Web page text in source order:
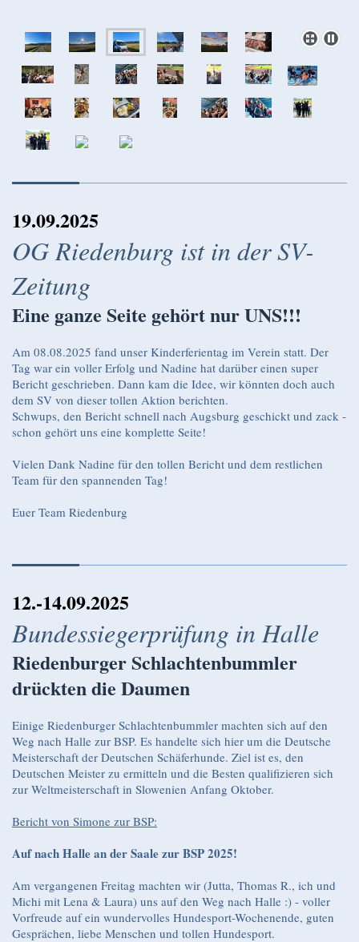
19.09.2025
OG Riedenburg ist in der SV-
Zeitung
Eine ganze Seite gehört nur UNS!!!
Am 08.08.2025 fand unser Kinderferientag im Verein statt. Der
Tag war ein voller Erfolg und Nadine hat darüber einen super
Bericht geschrieben. Dann kam die Idee, wir könnten doch auch
dem SV von dieser tollen Aktion berichten.
Schwups, den Bericht schnell nach Augsburg geschickt und zack -
schon gehört uns eine komplette Seite!
Vielen Dank Nadine für den tollen Bericht und dem restlichen
Team für den spannenden Tag!
Euer Team Riedenburg
12.-14.09.2025
Bundessiegerprüfung in Halle
Riedenburger Schlachtenbummler
drückten die Daumen
Einige Riedenburger Schlachtenbummler machten sich auf den
Weg nach Halle zur BSP. Es handelte sich hier um die Deutsche
Meisterschaft der Deutschen Schäferhunde. Ziel ist es, den
Deutschen Meister zu ermitteln und die Besten qualifizieren sich
zur Weltmeisterschaft in Slowenien Anfang Oktober.
Bericht von Simone zur BSP:
Auf nach Halle an der Saale zur BSP 2025!
Am vergangenen Freitag machten wir (Jutta, Thomas R., ich und
Michi mit Lena & Laura) uns auf den Weg nach Halle :) - voller
Vorfreude auf ein wundervolles Hundesport-Wochenende, guten
Gesprächen, liebe Menschen und tollen Hundesport.